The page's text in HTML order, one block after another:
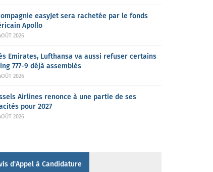
easyJet sera rachetée par le fonds
Apollo
2026
Emirates, Lufthansa va aussi refuser certains
777-9 déjà assemblés
2026
Airlines renonce à une partie de ses
pour 2027
2026
d'Appel à Candidature